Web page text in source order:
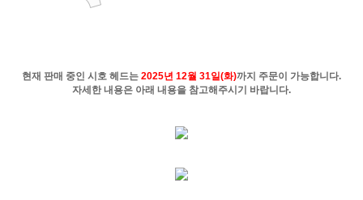
현재 판매 중인 시호 헤드는 2025년 12월 31일(화)까지 주문이 가능합니다.
자세한 내용은 아래 내용을 참고해주시기 바랍니다.